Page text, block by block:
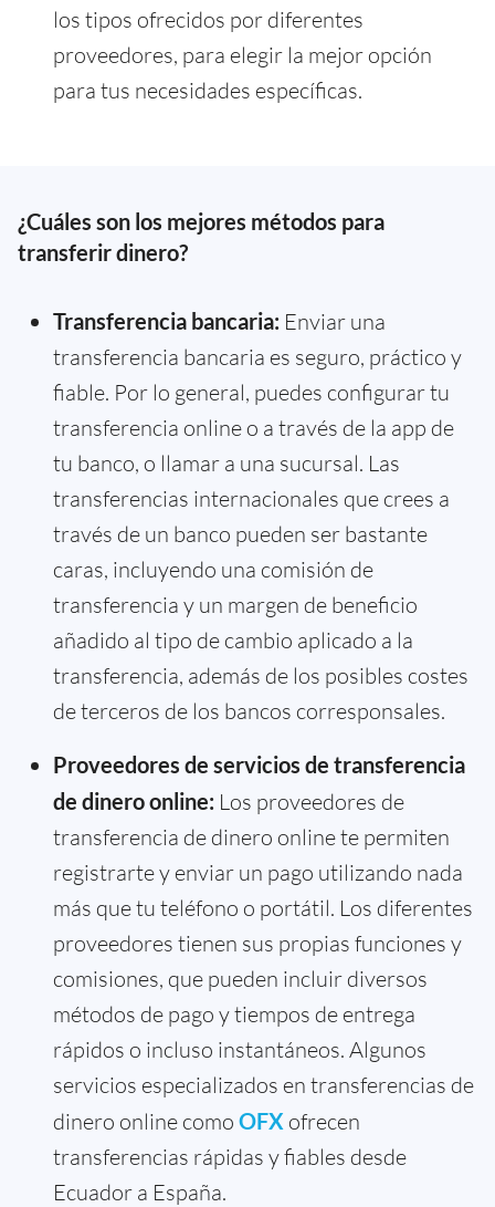
los tipos ofrecidos por diferentes
proveedores, para elegir la mejor opción
para tus necesidades específicas.
¿Cuáles son los mejores métodos para
transferir dinero?
Transferencia bancaria: Enviar una
transferencia bancaria es seguro, práctico y
fiable. Por lo general, puedes configurar tu
transferencia online o a través de la app de
tu banco, o llamar a una sucursal. Las
transferencias internacionales que crees a
través de un banco pueden ser bastante
caras, incluyendo una comisión de
transferencia y un margen de beneficio
añadido al tipo de cambio aplicado a la
transferencia, además de los posibles costes
de terceros de los bancos corresponsales.
Proveedores de servicios de transferencia
de dinero online: Los proveedores de
transferencia de dinero online te permiten
registrarte y enviar un pago utilizando nada
más que tu teléfono o portátil. Los diferentes
proveedores tienen sus propias funciones y
comisiones, que pueden incluir diversos
métodos de pago y tiempos de entrega
rápidos o incluso instantáneos. Algunos
servicios especializados en transferencias de
dinero online como OFX ofrecen
transferencias rápidas y fiables desde
Ecuador a España.